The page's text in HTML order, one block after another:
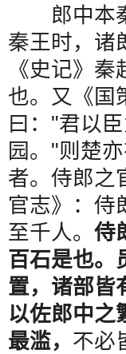
郎中本秦
秦王时，诸
《史记》
也。又《国
曰： "君以
园。 "则楚
者。侍郎之
官志》：侍
至千人。 侍
百石是也。
置，诸部皆
以佐郎中之
最滥， 不必